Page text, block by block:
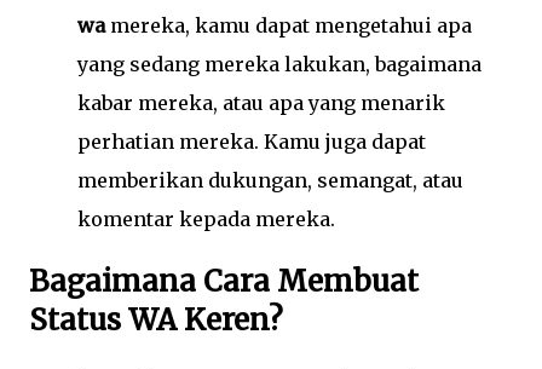
wamereka, kamu dapat mengetahui apa
yang sedang mereka lakukan, bagaimana
kabar mereka, atau apa yang menarik
perhatian mereka. Kamu juga dapat
memberikan dukungan, semangat, atau
komentar kepada mereka.
Bagaimana Cara Membuat
Status WA Keren?